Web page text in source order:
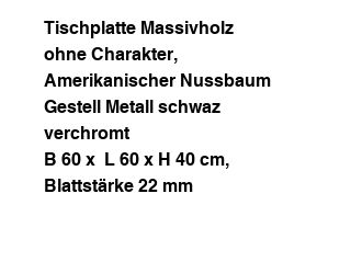
Tischplatte Massivholz
ohne Charakter,
Amerikanischer Nussbaum
Gestell Metall schwaz
verchromt
B 60 x L 60 x H 40 cm,
Blattstärke 22 mm